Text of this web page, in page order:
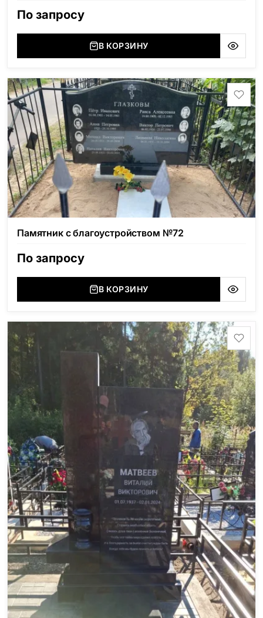
По запросу
В КОРЗИНУ
Памятник с благоустройством №72
По запросу
В КОРЗИНУ